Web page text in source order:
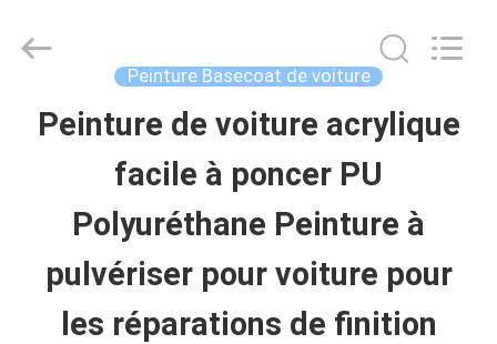
APERÇU
PRODUITS
VIDÉOS
Meklon
Peinture Basecoat de voiture
Peinture de voiture acrylique
facile à poncer PU
Polyuréthane Peinture à
pulvériser pour voiture pour
les réparations de finition